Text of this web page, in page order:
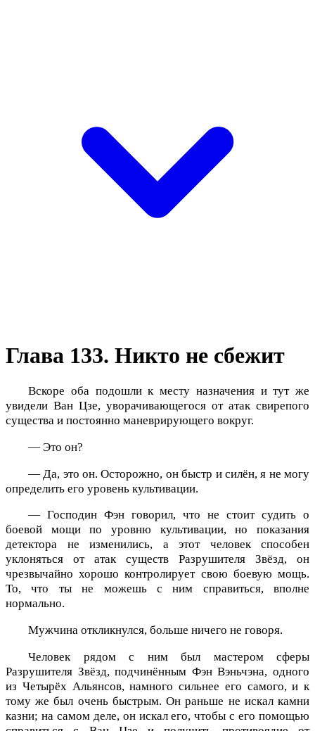
Глава 133. Никто не сбежит
Вскоре оба подошли к месту назначения и тут же
увидели Ван Цзе, уворачивающегося от атак свирепого
существа и постоянно маневрирующего вокруг.
— Это он?
— Да, это он. Осторожно, он быстр и силён, я не могу
определить его уровень культивации.
— Господин Фэн говорил, что не стоит судить о
боевой мощи по уровню культивации, но показания
детектора не изменились, а этот человек способен
уклоняться от атак существ Разрушителя Звёзд, он
чрезвычайно хорошо контролирует свою боевую мощь.
То, что ты не можешь с ним справиться, вполне
нормально.
Мужчина откликнулся, больше ничего не говоря.
Человек рядом с ним был мастером сферы
Разрушителя Звёзд, подчинённым Фэн Вэньчэна, одного
из Четырёх Альянсов, намного сильнее его самого, и к
тому же был очень быстрым. Он раньше не искал камни
казни; на самом деле, он искал его, чтобы с его помощью